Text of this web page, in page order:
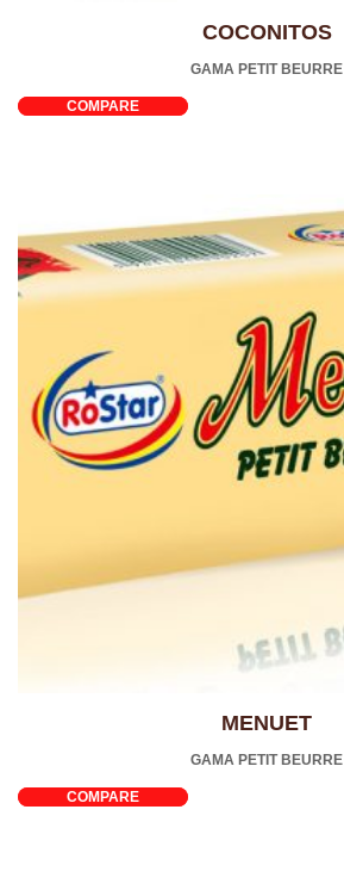
COCONITOS
GAMA PETIT BEURRE
COMPARE
MENUET
GAMA PETIT BEURRE
COMPARE